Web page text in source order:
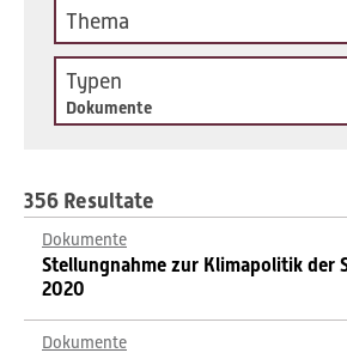
Thema
Typen
Dokumente
356 Resultate
Dokumente
Stellungnahme zur Klimapolitik der
2020
Dokumente